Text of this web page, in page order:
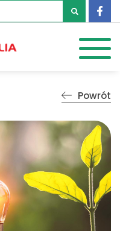
Powrót